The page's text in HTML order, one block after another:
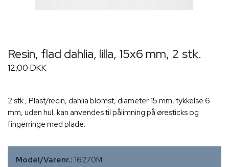
Resin, flad dahlia, lilla, 15x6 mm, 2 stk.
12,00 DKK
2 stk., Plast/recin, dahlia blomst, diameter 15 mm, tykkelse 6
mm, uden hul, kan anvendes til pålimning på øresticks og
fingerringe med plade.
Model/Varenr.: 16270M